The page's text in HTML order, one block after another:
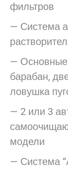
фильтров
— Система
— Основные
барабан,
ловушка
— 2 или 3
модели
— Система